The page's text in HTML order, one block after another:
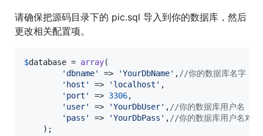
请确保把源码目录下的 pic.sql 导入到你的数据库，然后
更改相关配置项。
$database = array(
'dbname' => 'YourDbName' ,//你的数据库名字
' host ' => ' localhost ' ,
' port ' => 3306,
' user' => 'YourDbUser' ,//你的数据库用户名
' pass ' => 'YourDbPass ' ,//你的数据库用户名对应